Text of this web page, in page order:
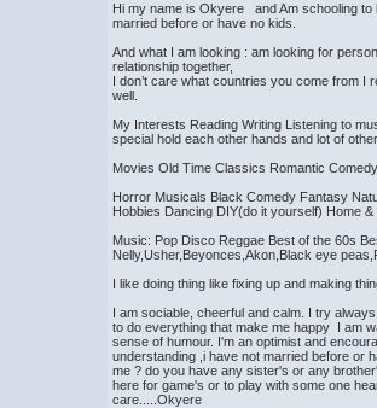
Hi my name is Okyere and Am schooling
married before or have no kids.
And what I am looking : am looking for
relationship together,
I don’t care what countries you come from
well.
My Interests Reading Writing Listening to
special hold each other hands and lot of
Movies Old Time Classics Romantic
Horror Musicals Black Comedy Fantasy
Hobbies Dancing DIY(do it yourself) Home
Music: Pop Disco Reggae Best of the 60s
Nelly,Usher,Beyonces,Akon,Blac­k eye
I like doing thing like fixing up and making
I am sociable, cheerful and calm. I try
to do everything that make me happy I am
sense of humour. I'm an optimist and
understanding ,i have not married before or
me ? do you have any sister's or any
here for game's or to play with some one
care.....Okyere